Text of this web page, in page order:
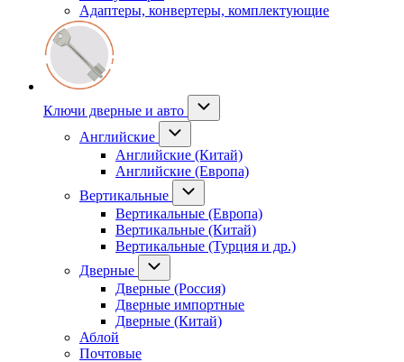
Адаптеры, конвертеры, комплектующие
Ключи дверные и авто
Английские
Английские (Китай)
Английские (Европа)
Вертикальные
Вертикальные (Европа)
Вертикальные (Китай)
Вертикальные (Турция и др.)
Дверные
Дверные (Россия)
Дверные импортные
Дверные (Китай)
Аблой
Почтовые